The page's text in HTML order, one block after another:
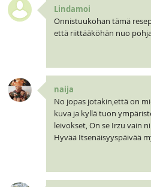
Lindamoi
Onnistuukohan tämä
että riittääköhän nuo
naija
No jopas jotakin,että on
kuva ja kyllä tuon
leivokset, On se Irzu vain
Hyvää Itsenäisyyspäivää